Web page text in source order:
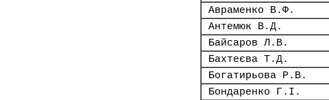
Авраменко В.Ф.
Антемюк В.Д.
Байсаров Л.В.
Бахтеєва Т.Д.
Богатирьова Р.В.
Бондаренко Г.І.